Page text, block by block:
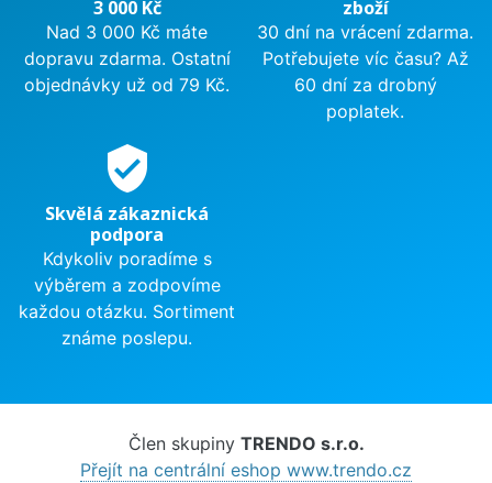
3 000 Kč
Nad 3 000 Kč máte
dopravu zdarma. Ostatní
objednávky už od 79 Kč.
zboží
30 dní na vrácení zdarma.
Potřebujete víc času? Až
60 dní za drobný
poplatek.
verified_user
Skvělá zákaznická
podpora
Kdykoliv poradíme s
výběrem a zodpovíme
každou otázku. Sortiment
známe poslepu.
Člen skupiny TRENDO s.r.o.
Přejít na centrální eshop www.trendo.cz